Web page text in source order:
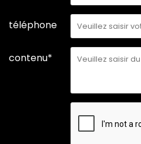
téléphone
contenu*